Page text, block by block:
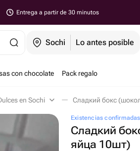
Entrega a partir de 30 minutos
Sochi Lo antes posible
con chocolate Pack regalo
en Sochi Сладкий бокс
Existencias
Сладкий
яйца 10шт)